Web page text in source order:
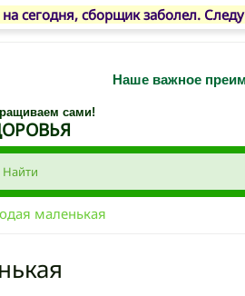
сегодня, сборщик заболел.
Наше важное
сами!
маленькая